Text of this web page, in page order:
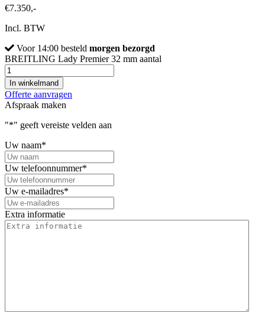
€7.350,-
Incl. BTW
Voor 14:00 besteld morgen bezorgd
BREITLING Lady Premier 32 mm aantal
In winkelmand
Offerte aanvragen
Afspraak maken
"*" geeft vereiste velden aan
Uw naam*
Uw telefoonnummer*
Uw e-mailadres*
Extra informatie